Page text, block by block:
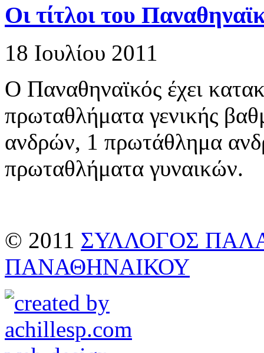
Οι τίτλοι του
18 Ιουλίου 2011
Ο Παναθηναϊκός έχει
πρωταθλήματα γενικής
ανδρών, 1 πρωτάθλημα
πρωταθλήματα γυναικών.
© 2011 ΣΥΛΛΟΓΟΣ
ΠΑΝΑΘΗΝΑΙΚΟΥ